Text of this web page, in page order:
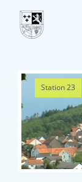
Nachrichten
Leben
Verwaltung
Tourismus
Gemeinden
Station 23